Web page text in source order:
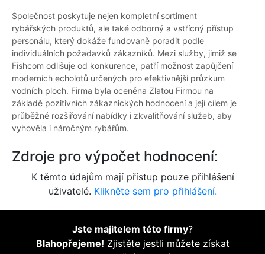
Společnost poskytuje nejen kompletní sortiment
rybářských produktů, ale také odborný a vstřícný přístup
personálu, který dokáže fundovaně poradit podle
individuálních požadavků zákazníků. Mezi služby, jimiž se
Fishcom odlišuje od konkurence, patří možnost zapůjčení
moderních echolotů určených pro efektivnější průzkum
vodních ploch. Firma byla oceněna Zlatou Firmou na
základě pozitivních zákaznických hodnocení a její cílem je
průběžné rozšiřování nabídky i zkvalitňování služeb, aby
vyhověla i náročným rybářům.
Zdroje pro výpočet hodnocení:
K těmto údajům mají přístup pouze přihlášení
uživatelé. Klikněte sem pro přihlášení.
Jste majitelem této firmy?
Blahopřejeme! Zjistěte jestli můžete získat